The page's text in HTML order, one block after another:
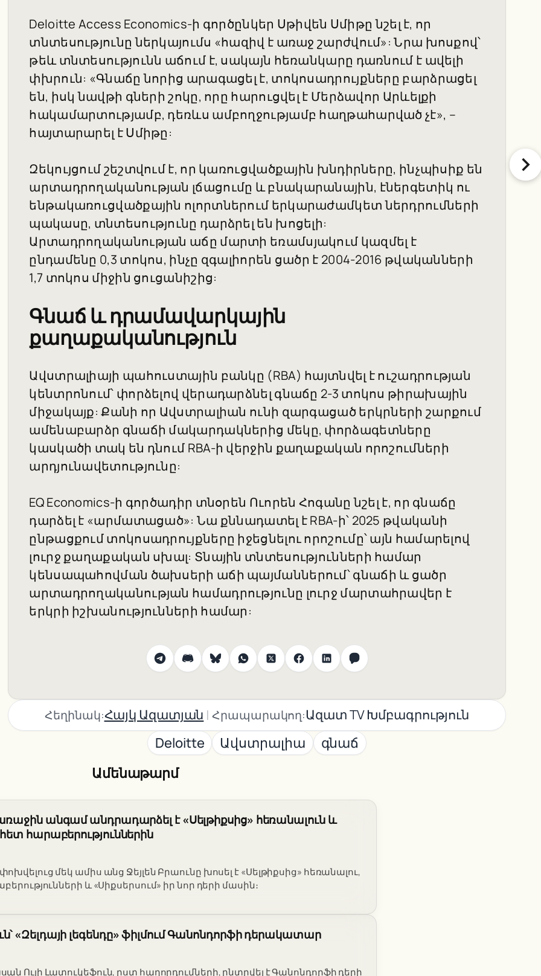
Deloitte Access Economics-ի գործընկեր Սթիվեն Սմիթը նշել է, որ
տնտեսությունը ներկայումս «հազիվ է առաջ շարժվում»: Նրա խոսքով՝
թեև տնտեսությունն աճում է, սակայն հեռանկարը դառնում է ավելի
փխրուն: «Գնաճը նորից արագացել է, տոկոսադրույքները բարձրացել
են, իսկ նավթի գների շոկը, որը հարուցվել է Մերձավոր Արևելքի
հակամարտությամբ, դեռևս ամբողջությամբ հաղթահարված չէ», –
հայտարարել է Սմիթը:
Զեկույցում շեշտվում է, որ կառուցվածքային խնդիրները, ինչպիսիք են
արտադրողականության լճացումը և բնակարանային, էներգետիկ ու
ենթակառուցվածքային ոլորտներում երկարաժամկետ ներդրումների
պակասը, տնտեսությունը դարձրել են խոցելի:
Արտադրողականության աճը մարտի եռամսյակում կազմել է
ընդամենը 0,3 տոկոս, ինչը զգալիորեն ցածր է 2004-2016 թվականների
1,7 տոկոս միջին ցուցանիշից:
Գնաճ և դրամավարկային
քաղաքականություն
Ավստրալիայի պահուստային բանկը (RBA) հայտնվել է ուշադրության
կենտրոնում՝ փորձելով վերադարձնել գնաճը 2-3 տոկոս թիրախային
միջակայք: Քանի որ Ավստրալիան ունի զարգացած երկրների շարքում
ամենաբարձր գնաճի մակարդակներից մեկը, փորձագետները
կասկածի տակ են դնում RBA-ի վերջին քաղաքական որոշումների
արդյունավետությունը:
EQ Economics-ի գործադիր տնօրեն Ուորեն Հոգանը նշել է, որ գնաճը
դարձել է «արմատացած»: Նա քննադատել է RBA-ի՝ 2025 թվականի
ընթացքում տոկոսադրույքները իջեցնելու որոշումը՝ այն համարելով
լուրջ քաղաքական սխալ: Տնային տնտեսությունների համար
կենսապահովման ծախսերի աճի պայմաններում՝ գնաճի և ցածր
արտադրողականության համադրությունը լուրջ մարտահրավեր է
երկրի իշխանությունների համար:
Հեղինակ:Հայկ Ազատյան | Հրապարակող:Ազատ TV Խմբագրություն
Deloitte Ավստրալիա
գնաճ
Ամենաթարմ
անգամ անդրադարձել է «Սելթիքսից» հեռանալուն և
հետ հարաբերություններին
մեկ ամիս անց Ջեյլեն Բրաունը խոսել է «Սելթիքսից» հեռանալու,
և «Սիքսերսում» իր նոր դերի մասին։
«Զելդայի լեգենդը» ֆիլմում Գանոնդորֆի դերակատար
Ուլի Լատուկեֆուն, ըստ հաղորդումների, ընտրվել է Գանոնդորֆի դերի